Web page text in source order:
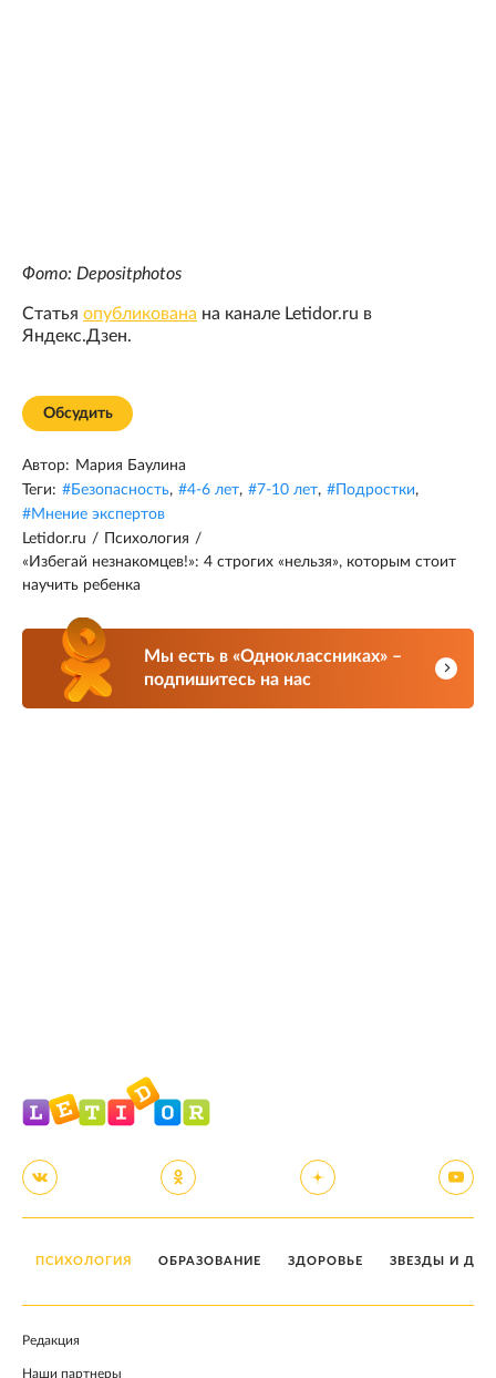
Фото: Depositphotos
Статья опубликована на канале Letidor.ru в
Яндекс.Дзен.
Обсудить
Автор: Мария Баулина
Теги: #Безопасность, #4-6 лет, #7-10 лет, #Подростки,
#Мнение экспертов
Letidor.ru / Психология /
«Избегай незнакомцев!»: 4 строгих «нельзя», которым стоит
научить ребенка
Мы есть в «Одноклассниках» –
подпишитесь на нас
ПСИХОЛОГИЯ ОБРАЗОВАНИЕ ЗДОРОВЬЕ ЗВЕЗДЫ И
Редакция
Наши партнеры